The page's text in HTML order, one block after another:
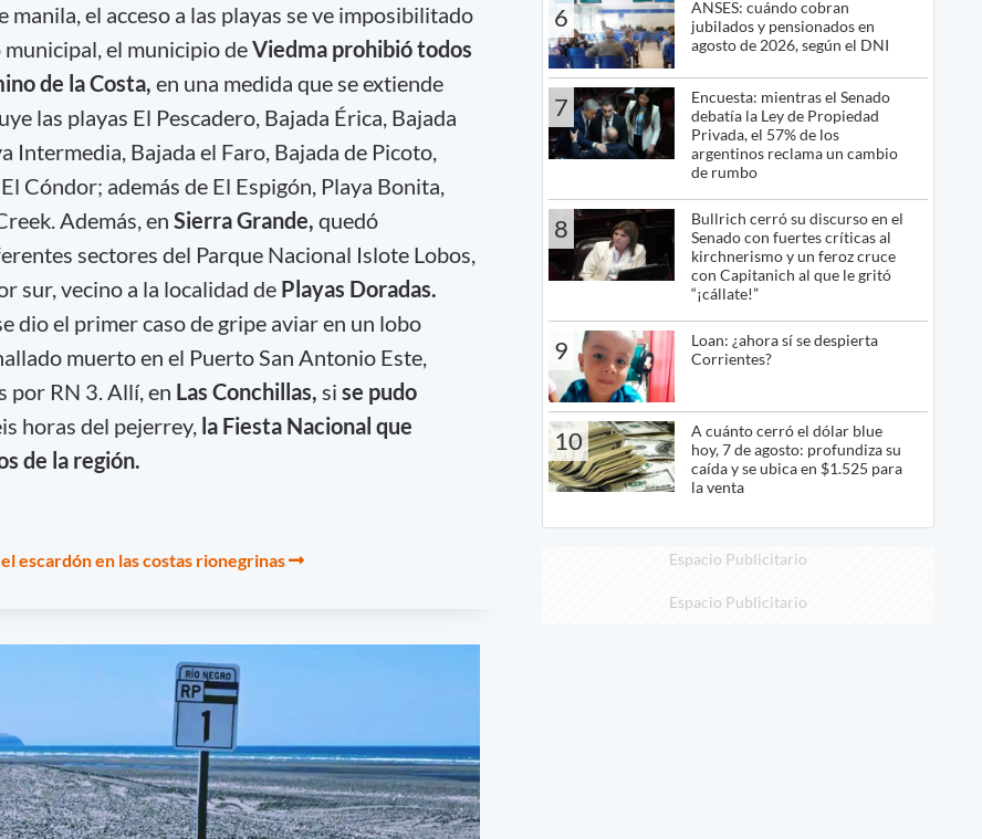
manila, el acceso a las playas se ve imposibilitado
el municipio deViedma prohibió todos
de la Costa, en una medida que se extiende
las playas El Pescadero, Bajada Érica, Bajada
Intermedia, Bajada el Faro, Bajada de Picoto,
Cóndor; además de El Espigón, Playa Bonita,
Además, en Sierra Grande, quedó
sectores del Parque Nacional Islote Lobos,
sur, vecino a la localidad de Playas Doradas.
dio el primer caso de gripe aviar en un lobo
muerto en el Puerto San Antonio Este,
por RN 3. Allí, en Las Conchillas, si se pudo
horas del pejerrey, la Fiesta Nacional que
de la región.
escardón en las costas rionegrinas
6
ANSES: cuándo cobran
jubilados y pensionados en
agosto de 2026, según el DNI
7
Encuesta: mientras el Senado
debatía la Ley de Propiedad
Privada, el 57% de los
argentinos reclama un cambio
de rumbo
8
Bullrich cerró su discurso en el
Senado con fuertes críticas al
kirchnerismo y un feroz cruce
con Capitanich al que le gritó
“¡cállate!”
9
Loan: ¿ahora sí se despierta
Corrientes?
10
A cuánto cerró el dólar blue
hoy, 7 de agosto: profundiza su
caída y se ubica en $1.525 para
la venta
Espacio Publicitario
Espacio Publicitario